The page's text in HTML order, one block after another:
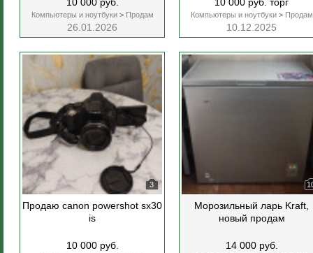
Компьютеры и ноутбуки >Продам
26.01.2026
Компьютеры и ноутбуки >Продам
10.12.2025
3
Продаю canon powershot sx30
is
10 000 руб.
Морозильный ларь Kraft,
новый продам
14 000 руб.